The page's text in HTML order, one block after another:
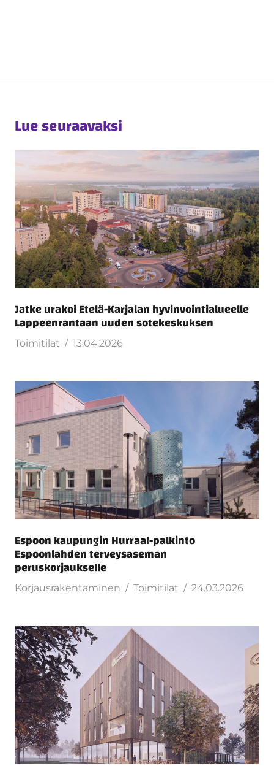
Lue seuraavaksi
Jatke urakoi Etelä-Karjalan hyvinvointialueelle
Lappeenrantaan uuden sotekeskuksen
Toimitilat 13.04.2026
Espoon kaupungin Hurraa!-palkinto
Espoonlahden terveysaseman
peruskorjaukselle
Korjausrakentaminen Toimitilat 24.03.2026